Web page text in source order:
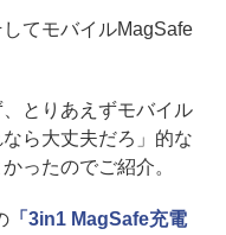
てモバイルMagSafe
とりあえずモバイル
ら大丈夫だろ」的な
ったのでご紹介。
「3in1 MagSafe充電